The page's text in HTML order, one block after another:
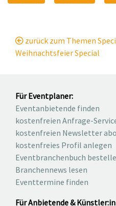
zurück zum Themen
Weihnachtsfeier Special
Für Eventplaner:
Eventanbietende finden
kostenfreien Anfrage-
kostenfreien Newsletter
kostenfreies Profil anlegen
Eventbranchenbuch
Branchennews lesen
Eventtermine finden
Für Anbietende &